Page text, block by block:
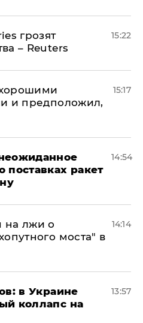
грозят
– Reuters
15:22
и предположил,
15:17
поставках ракет
14:54
на лжи о
моста" в
14:14
в Украине
коллапс на
13:57